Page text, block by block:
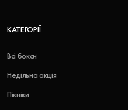
КАТЕГОРІЇ
Всі бокси
Недільна акція
Пікніки